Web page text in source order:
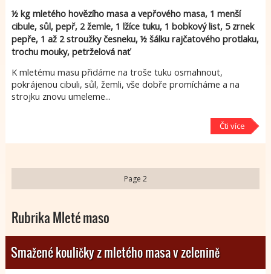
½ kg mletého hovězího masa a vepřového masa, 1 menší
cibule, sůl, pepř, 2 žemle, 1 lžíce tuku, 1 bobkový list, 5 zrnek
pepře, 1 až 2 stroužky česneku, ½ šálku rajčatového protlaku,
trochu mouky, petrželová nať
K mletému masu přidáme na troše tuku osmahnout,
pokrájenou cibuli, sůl, žemli, vše dobře promícháme a na
strojku znovu umeleme...
Čti více
Page 2
Rubrika Mleté maso
Smažené kouličky z mletého masa v zelenině